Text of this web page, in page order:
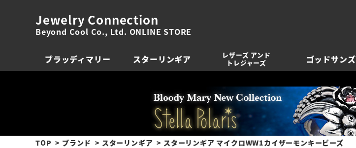
Jewelry Connection
Beyond Cool Co., Ltd. ONLINE STORE
ブラッディマリー スターリンギア
レザーズ アンド
トレジャーズ
ゴッドサンズ
TOP ブランド スターリンギア スターリンギア マイクロWW1カイザーモンキービーズ